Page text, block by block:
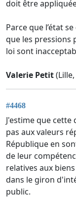
doit être
Parce que l’état
que les pressions
loi sont
Valerie Petit
#4468
J'estime que
pas aux valeurs
République en
de leur
relatives aux
dans le giron
public.